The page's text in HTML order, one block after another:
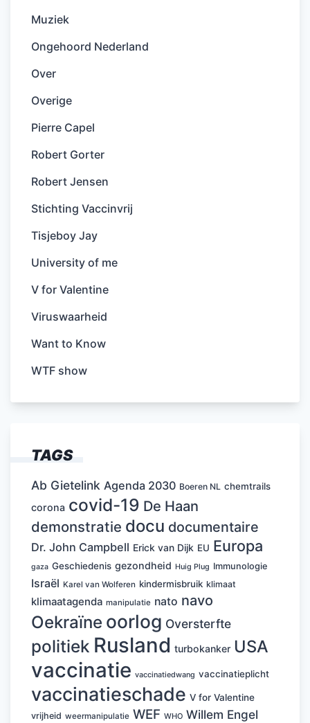
Muziek
Ongehoord Nederland
Over
Overige
Pierre Capel
Robert Gorter
Robert Jensen
Stichting Vaccinvrij
Tisjeboy Jay
University of me
V for Valentine
Viruswaarheid
Want to Know
WTF show
TAGS
Ab Gietelink Agenda 2030 Boeren NL chemtrails
corona covid-19 De Haan
demonstratie docu documentaire
Dr. John Campbell Erick van Dijk EU Europa
gaza Geschiedenis gezondheid Huig Plug Immunologie
Israël Karel van Wolferen kindermisbruik klimaat
klimaatagenda manipulatie nato navo
Oekraïne oorlog Oversterfte
politiek Rusland turbokanker USA
vaccinatie vaccinatiedwang vaccinatieplicht
vaccinatieschade V for Valentine
vrijheid weermanipulatie WEF WHO Willem Engel